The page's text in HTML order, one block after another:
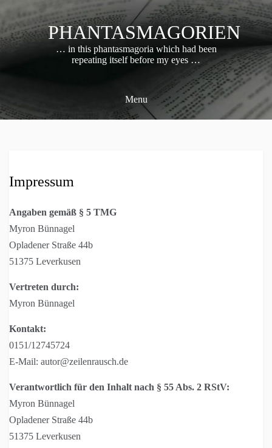
content
PHANTASMAGORIEN
… in this phantasmagoria which had been
repeating itself before my eyes …
Menu
Impressum
Angaben gemäß § 5 TMG
Myron Bünnagel
Opladener Straße 44b
51375 Leverkusen
Vertreten durch:
Myron Bünnagel
Kontakt:
0151/12745724
E-Mail: autor@zeilenrausch.de
Verantwortlich für den Inhalt nach § 55 Abs. 2 RStV:
Myron Bünnagel
Opladener Straße 44b
51375 Leverkusen